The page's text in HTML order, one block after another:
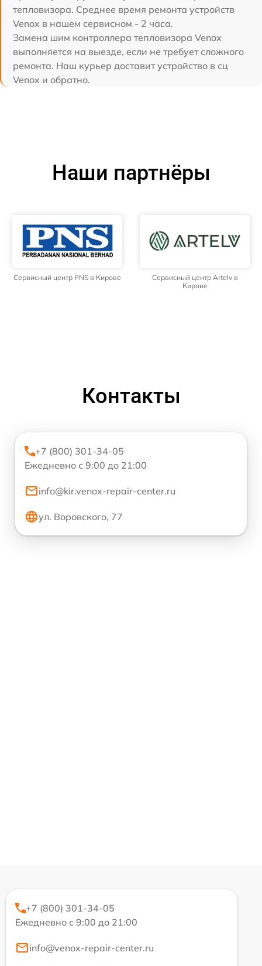
тепловизора. Среднее время ремонта устройств
Venox в нашем сервисном - 2 часа.
Замена шим контроллера тепловизора Venox
выполняется на выезде, если не требует сложного
ремонта. Наш курьер доставит устройство в сц
Venox и обратно.
Наши партнёры
Сервисный центр PNS в Кирове
Сервисный центр Artelv в
Кирове
Контакты
+7 (800) 301-34-05
Ежедневно с 9:00 до 21:00
info@kir.venox-repair-center.ru
ул. Воровского, 77
+7 (800) 301-34-05
Ежедневно с 9:00 до 21:00
info@venox-repair-center.ru